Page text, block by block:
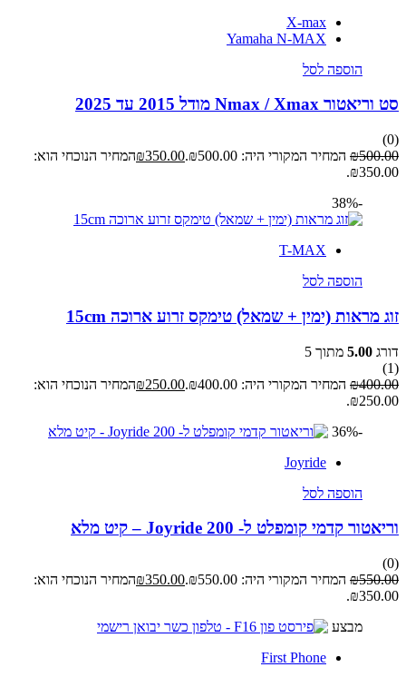
X-max
Yamaha N-MAX
הוספה לסל
סט וריאטור Nmax / Xmax מודל 2015 עד 2025
(0)
₪500.00 המחיר המקורי היה: ₪500.00. ₪350.00
המחיר הנוכחי הוא:
₪350.00.
-38%
T-MAX
הוספה לסל
זוג מראות (ימין + שמאל) טימקס זרוע ארוכה 15cm
דורג 5.00 מתוך 5
(1)
₪400.00 המחיר המקורי היה: ₪400.00. ₪250.00
המחיר הנוכחי הוא:
₪250.00.
-36%
Joyride
הוספה לסל
וריאטור קדמי קומפלט ל- Joyride 200 – קיט מלא
(0)
₪550.00 המחיר המקורי היה: ₪550.00. ₪350.00
המחיר הנוכחי הוא:
₪350.00.
מבצע
First Phone